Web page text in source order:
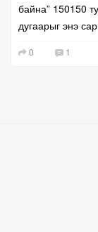
байна” 150150
дугаарыг энэ
0 1